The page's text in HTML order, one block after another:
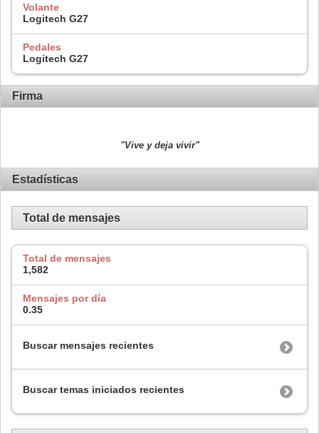
Volante
Logitech G27
Pedales
Logitech G27
Firma
"Vive y deja vivir"
Estadísticas
Total de mensajes
Total de mensajes
1,582
Mensajes por día
0.35
Buscar mensajes recientes
Buscar temas iniciados recientes